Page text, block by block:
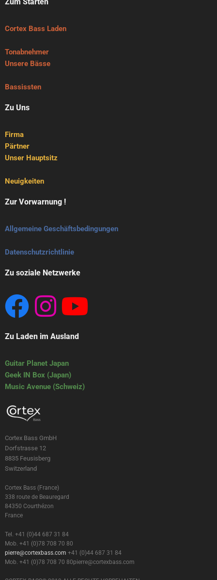
Cortex Bass Laden
Tonabnehmer
Unsere Bässe
Bassissten
Zu Uns
Firma
Pärtner
Unser Hauptsitz
Neuigkeiten
Zur Vorwarnung !
Allgemeine Geschäftsbedingungen
Datenschutzrichtlinie
Zu soziale Netzwerke
Zu Laden im Ausland
Guitar Planet Japan
Geek IN Box (Japan)
Music Avenue (Schweiz)
Cortex Bass GmbH
Dorfstrasse 12
8835 Feusisberg
Switzerland
Cortex Bass (France)
338 route de Beauregard
84350 Courthézon
France
Tel. +41 (0)44 687 31 84
Mob. +41 (0)78 708 70 80
pierre@cortexbass.com +41 (0)44 687 31 84
Mob. +41 (0)78 708 70 80pierre@cortexbass.com